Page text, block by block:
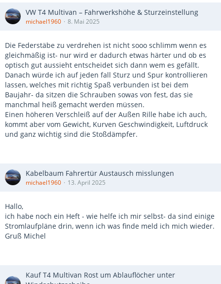
VW T4 Multivan – Fahrwerkshöhe & Sturzeinstellung
michael1960 8. Mai 2025
Die Federstäbe zu verdrehen ist nicht sooo schlimm wenn es
gleichmäßig ist- nur wird er dadurch etwas härter und ob es
optisch gut aussieht entscheidet sich dann wem es gefällt.
Danach würde ich auf jeden fall Sturz und Spur kontrollieren
lassen, welches mit richtig Spaß verbunden ist bei dem
Baujahr- da sitzen die Schrauben sowas von fest, das sie
manchmal heiß gemacht werden müssen.
Einen höheren Verschleiß auf der Außen Rille habe ich auch,
kommt aber vom Gewicht, Kurven Geschwindigkeit, Luftdruck
und ganz wichtig sind die Stoßdämpfer.
Kabelbaum Fahrertür Austausch misslungen
michael1960 13. April 2025
Hallo,
ich habe noch ein Heft - wie helfe ich mir selbst- da sind einige
Stromlaufpläne drin, wenn ich was finde meld ich mich wieder.
Gruß Michel
Kauf T4 Multivan Rost um Ablauflöcher unter